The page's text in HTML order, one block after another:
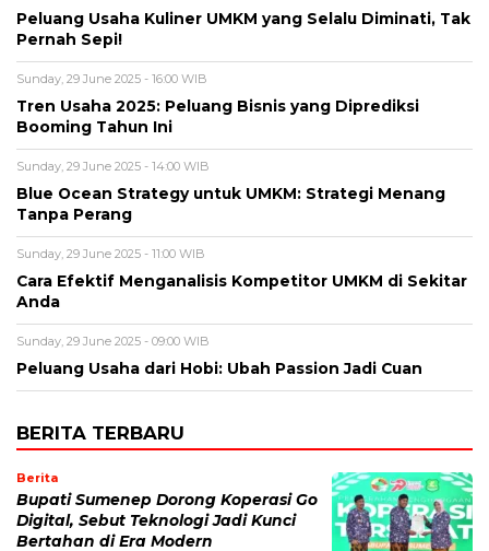
Peluang Usaha Kuliner UMKM yang Selalu Diminati, Tak
Pernah Sepi!
Sunday, 29 June 2025 - 16:00 WIB
Tren Usaha 2025: Peluang Bisnis yang Diprediksi
Booming Tahun Ini
Sunday, 29 June 2025 - 14:00 WIB
Blue Ocean Strategy untuk UMKM: Strategi Menang
Tanpa Perang
Sunday, 29 June 2025 - 11:00 WIB
Cara Efektif Menganalisis Kompetitor UMKM di Sekitar
Anda
Sunday, 29 June 2025 - 09:00 WIB
Peluang Usaha dari Hobi: Ubah Passion Jadi Cuan
BERITA TERBARU
Berita
Bupati Sumenep Dorong Koperasi Go
Digital, Sebut Teknologi Jadi Kunci
Bertahan di Era Modern